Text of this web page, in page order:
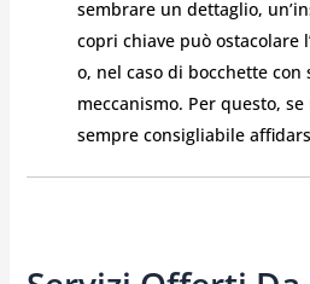
sembrare un dettaglio,
copri chiave può ostacolare
o, nel caso di bocchette
meccanismo. Per questo,
sempre consigliabile